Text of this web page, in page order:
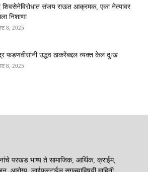
शिवसेनेविरोधात संजय राऊत आक्रमक, एका नेत्यावर
निशाणा
8, 2025
फडणवीसांनी उद्धव ठाकरेंबद्दल व्यक्त केलं दुःख
8, 2025
परखड भाष्य ते सामाजिक, आर्थिक, क्राईम,